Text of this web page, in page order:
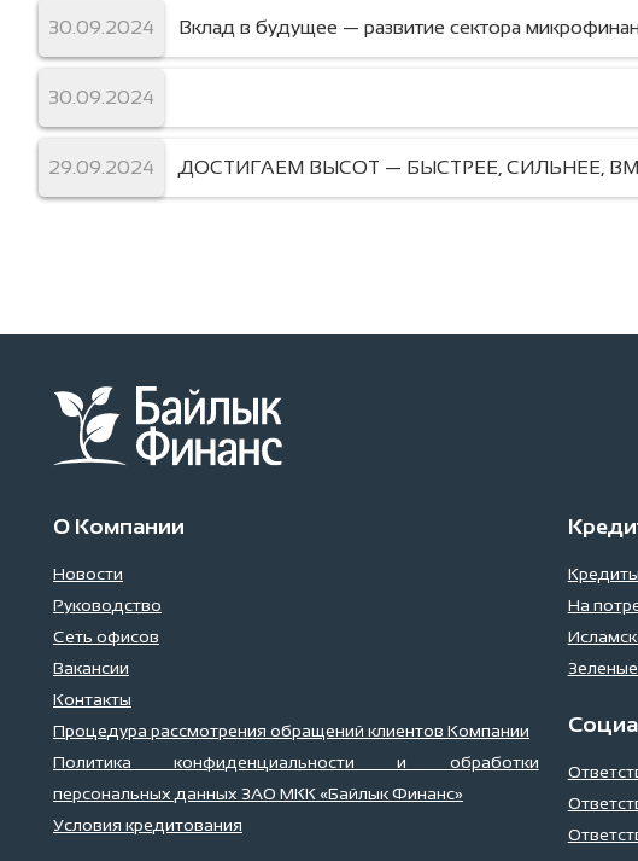
30.09.2024 Вклад в будущее — развитие сектора
30.09.2024
29.09.2024 ДОСТИГАЕМ ВЫСОТ — БЫСТРЕЕ, СИЛЬНЕЕ,
О Компании
Новости
Руководство
Сеть офисов
Вакансии
Контакты
Процедура рассмотрения обращений клиентов Компании
Политика конфиденциальности и обработки
персональных данных ЗАО МКК «Байлык Финанс»
Условия кредитования
На